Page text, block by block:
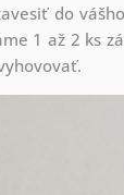
do
1 až 2 ks